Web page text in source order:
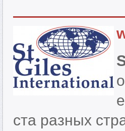
ста разных